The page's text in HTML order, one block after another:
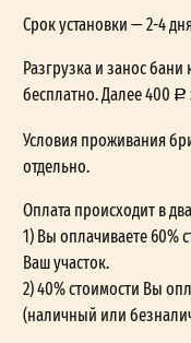
Срок установки — 2-4
Разгрузка и занос бани
бесплатно. Далее 400
Условия проживания
отдельно.
Оплата происходит в
1) Вы оплачиваете 60%
Ваш участок.
2) 40% стоимости Вы
(наличный или